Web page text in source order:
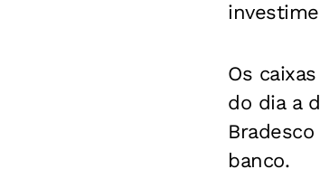
Os
do dia a
banco.